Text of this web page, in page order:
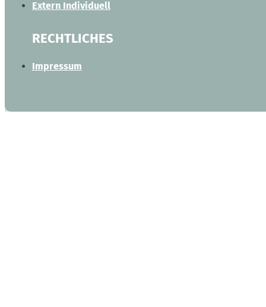
Extern Individuell
RECHTLICHES
Impressum